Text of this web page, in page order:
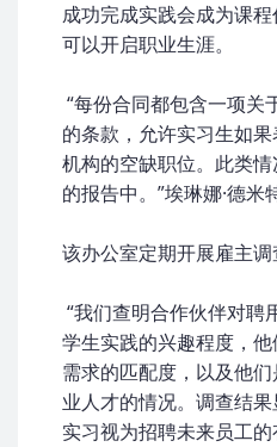
成功完成实践会成为课
可以开启职业生涯。
“每份合同都包含一项关
的条款，允许实习生如
机构的空缺职位。此类
的报告中。”埃琳娜·德米
该办公室定期开展雇主调
“我们查明合作伙伴对聘
学生实践的兴趣程度，
需求的匹配度，以及他
业人才的情况。调查结
实习视为招聘未来员工的